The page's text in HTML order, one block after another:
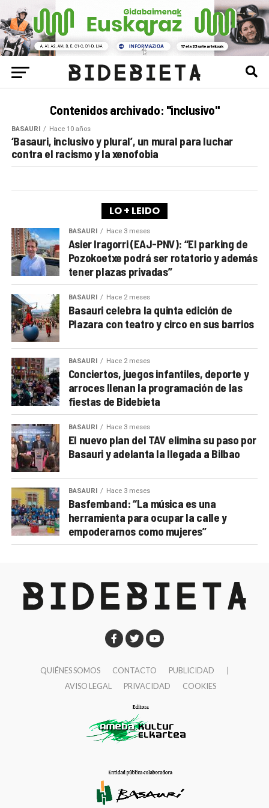
Contenidos archivado: "inclusivo"
BASAURI Hace 10 años
‘Basauri, inclusivo y plural’, un mural para luchar
contra el racismo y la xenofobia
LO + LEIDO
BASAURI Hace 3 meses
Asier Iragorri (EAJ-PNV): “El parking de
Pozokoetxe podrá ser rotatorio y además
tener plazas privadas”
BASAURI Hace 2 meses
Basauri celebra la quinta edición de
Plazara con teatro y circo en sus barrios
BASAURI Hace 2 meses
Conciertos, juegos infantiles, deporte y
arroces llenan la programación de las
fiestas de Bidebieta
BASAURI Hace 3 meses
El nuevo plan del TAV elimina su paso por
Basauri y adelanta la llegada a Bilbao
BASAURI Hace 3 meses
Basfemband: “La música es una
herramienta para ocupar la calle y
empoderarnos como mujeres”
QUIÉNES SOMOS CONTACTO PUBLICIDAD
AVISO LEGAL
PRIVACIDAD COOKIES